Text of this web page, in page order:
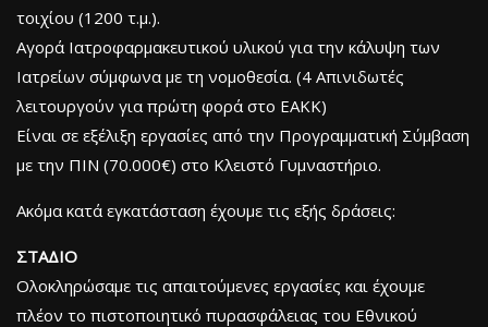
τοιχίου (1200 τ.μ.).
Αγορά Ιατροφαρμακευτικού υλικού για την κάλυψη των
Ιατρείων σύμφωνα με τη νομοθεσία. (4 Απινιδωτές
λειτουργούν για πρώτη φορά στο ΕΑΚΚ)
Είναι σε εξέλιξη εργασίες από την Προγραμματική Σύμβαση
με την ΠΙΝ (70.000€) στο Κλειστό Γυμναστήριο.
Ακόμα κατά εγκατάσταση έχουμε τις εξής δράσεις:
ΣΤΑΔΙΟ
Ολοκληρώσαμε τις απαιτούμενες εργασίες και έχουμε
πλέον το πιστοποιητικό πυρασφάλειας του Εθνικού